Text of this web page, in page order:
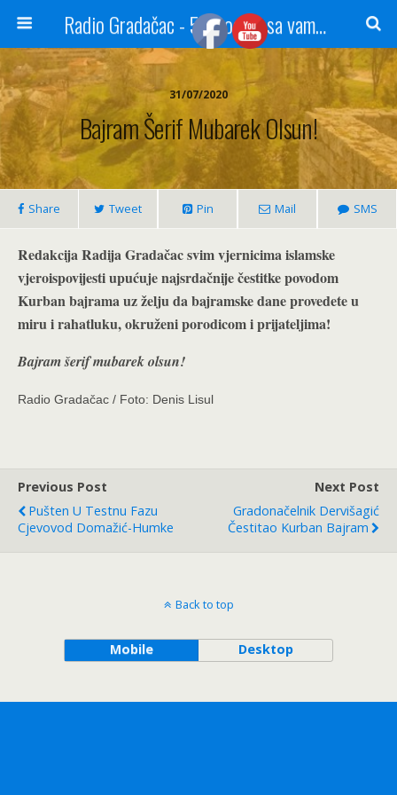
Radio Gradačac - 56 godina sa vama...
31/07/2020
Bajram Šerif Mubarek Olsun!
Share Tweet Pin Mail SMS
Redakcija Radija Gradačac svim vjernicima islamske
vjeroispovijesti upućuje najsrdačnije čestitke povodom
Kurban bajrama uz želju da bajramske dane provedete u
miru i rahatluku, okruženi porodicom i prijateljima!
Bajram šerif mubarek olsun!
Radio Gradačac / Foto: Denis Lisul
Previous Post
Pušten U Testnu Fazu
Cjevovod Domažić-Humke
Next Post
Gradonačelnik Dervišagić
Čestitao Kurban Bajram
Back to top
Mobile Desktop